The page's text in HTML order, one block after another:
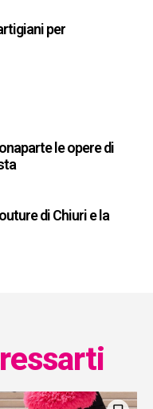
per
le opere di
di Chiuri e la